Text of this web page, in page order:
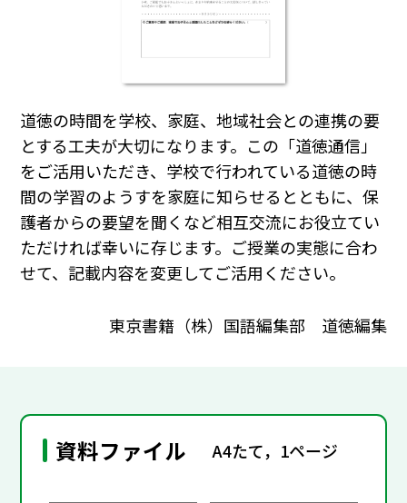
道徳の時間を学校、家庭、地域社会との連携の要
とする工夫が大切になります。この「道徳通信」
をご活用いただき、学校で行われている道徳の時
間の学習のようすを家庭に知らせるとともに、保
護者からの要望を聞くなど相互交流にお役立てい
ただければ幸いに存じます。ご授業の実態に合わ
せて、記載内容を変更してご活用ください。
東京書籍（株）国語編集部 道徳編集
資料ファイル A4たて，1ページ